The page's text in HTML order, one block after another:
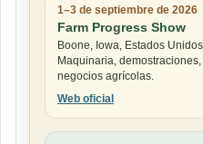
1–3 de septiembre de 2026
Farm Progress Show
Boone, Iowa, Estados
Maquinaria,
negocios agrícolas.
Web oficial